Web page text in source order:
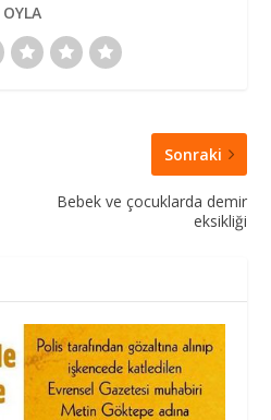
OYLA
Sonraki
Bebek ve çocuklarda demir
eksikliği